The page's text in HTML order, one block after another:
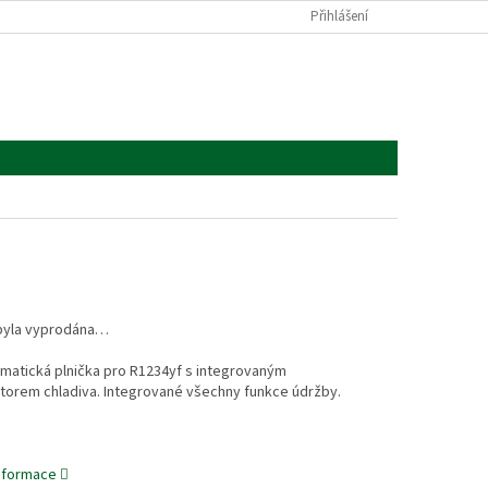
Přihlášení
vyprodána…
plnička pro R1234yf s integrovaným
chladiva. Integrované všechny funkce údržby.